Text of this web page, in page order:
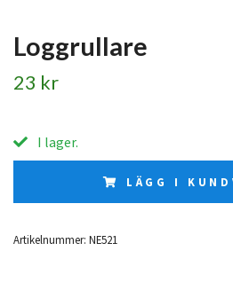
Loggrullare
23 kr
I lager.
LÄGG I
Artikelnummer: NE521